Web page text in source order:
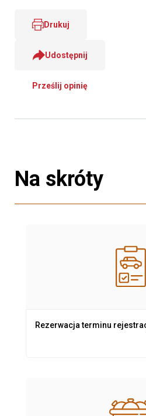
Drukuj
Udostępnij
Prześlij opinię
Na skróty
Rezerwacja terminu